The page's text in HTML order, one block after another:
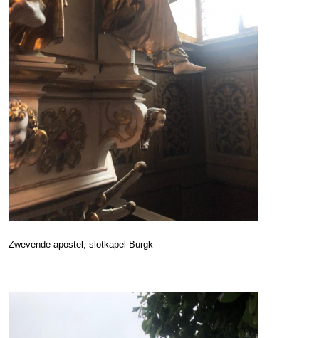
Zwevende apostel, slotkapel Burgk